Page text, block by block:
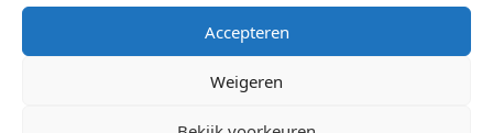
Accepteren
Weigeren